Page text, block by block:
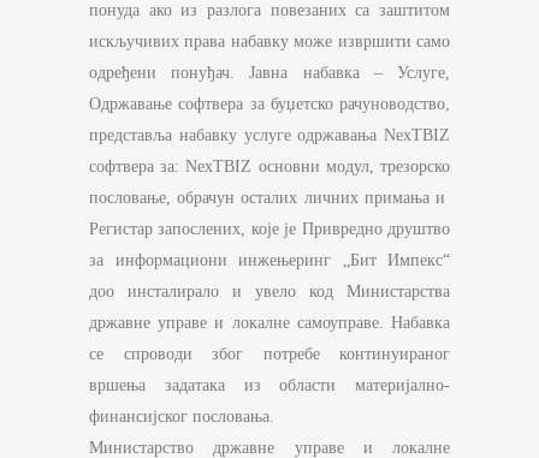
понуда ако из разлога повезаних са заштитом
искључивих права набавку може извршити само
одређени понуђач. Јавна набавка – Услуге,
Одржавање софтвера за буџетско рачуноводство,
представља набавку услуге одржавања NexTBIZ
софтвера за: NexTBIZ основни модул, трезорско
пословање, обрачун осталих личних примања и
Регистар запослених, које је Привредно друштво
за информациони инжењеринг „Бит Импекс“
доо инсталирало и увело код Министарства
државне управе и локалне самоуправе. Набавка
се спроводи због потребе континуираног
вршења задатака из области материјално-
финансијског пословања.
Министарство државне управе и локалне